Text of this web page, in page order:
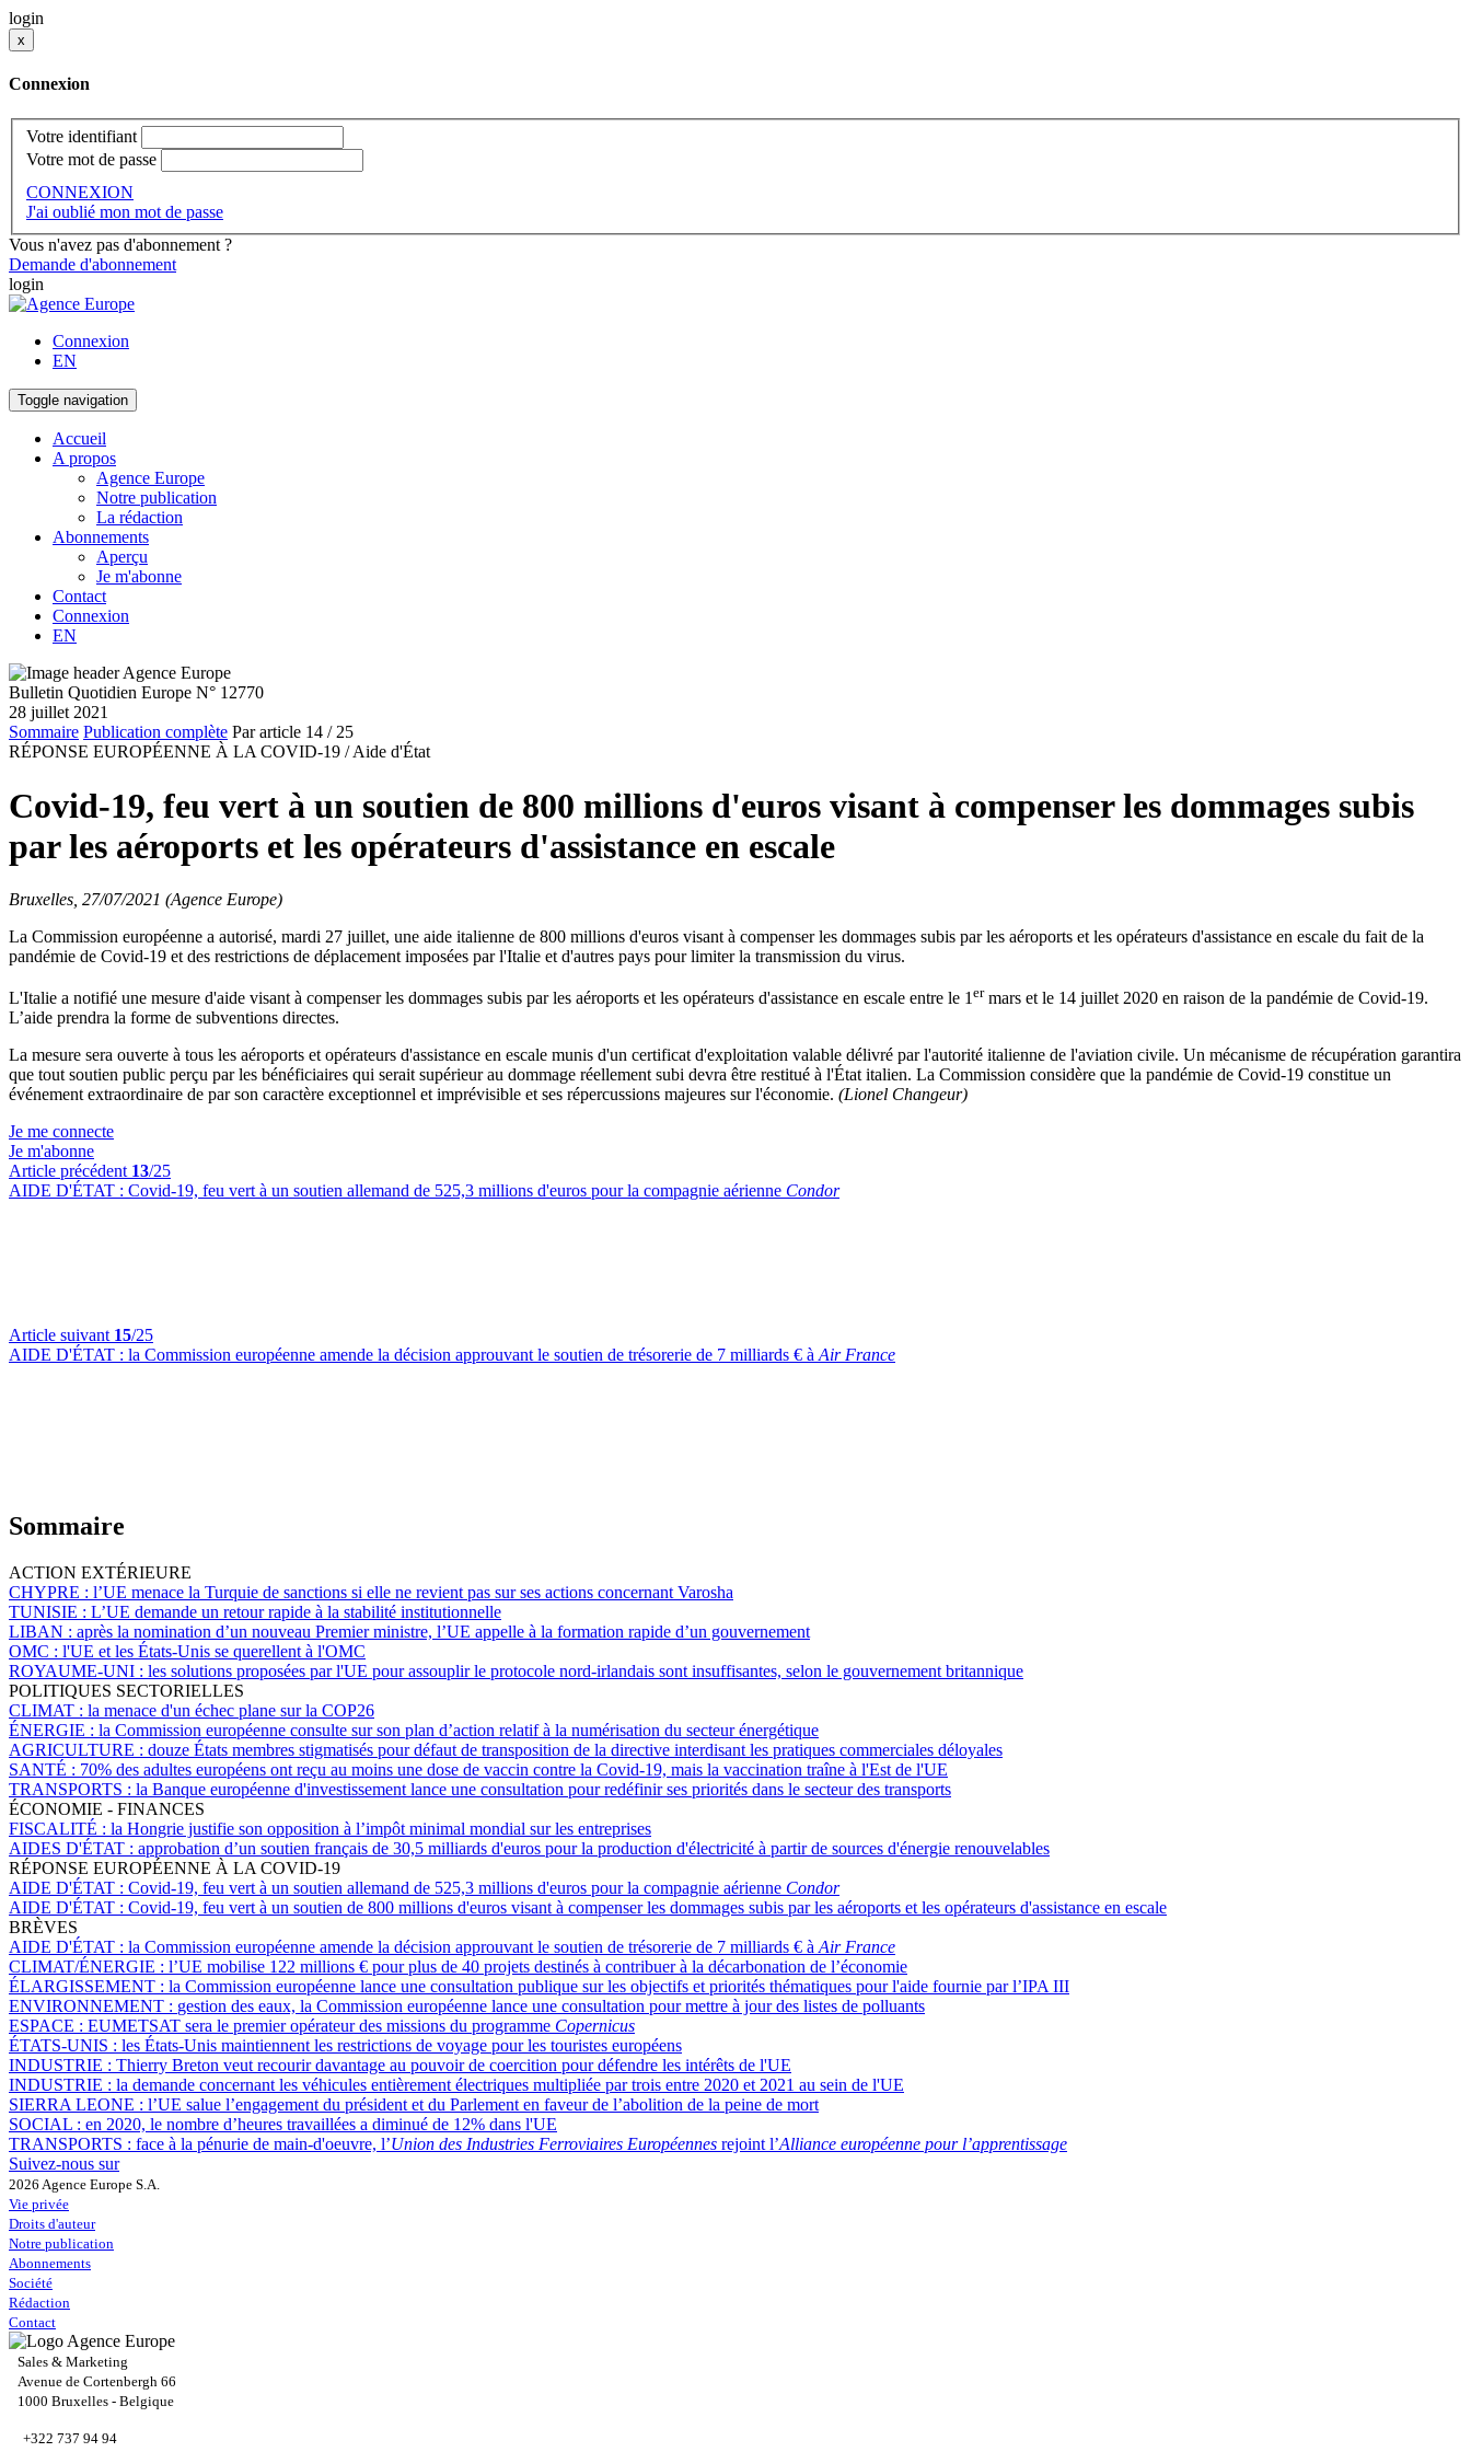
login
x
Connexion
Votre identifiant
Votre mot de passe
CONNEXION
J'ai oublié mon mot de passe
Vous n'avez pas d'abonnement ?
Demande d'abonnement
login
Connexion
EN
Toggle navigation
Accueil
A propos
Agence Europe
Notre publication
La rédaction
Abonnements
Aperçu
Je m'abonne
Contact
Connexion
EN
Bulletin Quotidien Europe N° 12770
28 juillet 2021
Sommaire Publication complète Par article 14 / 25
RÉPONSE EUROPÉENNE À LA COVID-19 / Aide d'État
Covid-19, feu vert à un soutien de 800 millions d'euros visant à compenser les dommages subis
par les aéroports et les opérateurs d'assistance en escale
Bruxelles, 27/07/2021 (Agence Europe)
La Commission européenne a autorisé, mardi 27 juillet, une aide italienne de 800 millions d'euros visant à compenser les dommages subis par les aéroports et les opérateurs d'assistance en escale du fait de la
pandémie de Covid-19 et des restrictions de déplacement imposées par l'Italie et d'autres pays pour limiter la transmission du virus.
L'Italie a notifié une mesure d'aide visant à compenser les dommages subis par les aéroports et les opérateurs d'assistance en escale entre le 1 ermars et le 14 juillet 2020 en raison de la pandémie de Covid-19.
L’aide prendra la forme de subventions directes.
La mesure sera ouverte à tous les aéroports et opérateurs d'assistance en escale munis d'un certificat d'exploitation valable délivré par l'autorité italienne de l'aviation civile. Un mécanisme de récupération garantira
que tout soutien public perçu par les bénéficiaires qui serait supérieur au dommage réellement subi devra être restitué à l'État italien. La Commission considère que la pandémie de Covid-19 constitue un
événement extraordinaire de par son caractère exceptionnel et imprévisible et ses répercussions majeures sur l'économie. (Lionel Changeur)
Je me connecte
Je m'abonne
Article précédent 13/25
AIDE D'ÉTAT : Covid-19, feu vert à un soutien allemand de 525,3 millions d'euros pour la compagnie aérienne Condor
Article suivant 15/25
AIDE D'ÉTAT : la Commission européenne amende la décision approuvant le soutien de trésorerie de 7 milliards € à Air France
Sommaire
ACTION EXTÉRIEURE
CHYPRE : l’UE menace la Turquie de sanctions si elle ne revient pas sur ses actions concernant Varosha
TUNISIE : L’UE demande un retour rapide à la stabilité institutionnelle
LIBAN : après la nomination d’un nouveau Premier ministre, l’UE appelle à la formation rapide d’un gouvernement
OMC : l'UE et les États-Unis se querellent à l'OMC
ROYAUME-UNI : les solutions proposées par l'UE pour assouplir le protocole nord-irlandais sont insuffisantes, selon le gouvernement britannique
POLITIQUES SECTORIELLES
CLIMAT : la menace d'un échec plane sur la COP26
ÉNERGIE : la Commission européenne consulte sur son plan d’action relatif à la numérisation du secteur énergétique
AGRICULTURE : douze États membres stigmatisés pour défaut de transposition de la directive interdisant les pratiques commerciales déloyales
SANTÉ : 70% des adultes européens ont reçu au moins une dose de vaccin contre la Covid-19, mais la vaccination traîne à l'Est de l'UE
TRANSPORTS : la Banque européenne d'investissement lance une consultation pour redéfinir ses priorités dans le secteur des transports
ÉCONOMIE - FINANCES
FISCALITÉ : la Hongrie justifie son opposition à l’impôt minimal mondial sur les entreprises
AIDES D'ÉTAT : approbation d’un soutien français de 30,5 milliards d'euros pour la production d'électricité à partir de sources d'énergie renouvelables
RÉPONSE EUROPÉENNE À LA COVID-19
AIDE D'ÉTAT : Covid-19, feu vert à un soutien allemand de 525,3 millions d'euros pour la compagnie aérienne Condor
AIDE D'ÉTAT : Covid-19, feu vert à un soutien de 800 millions d'euros visant à compenser les dommages subis par les aéroports et les opérateurs d'assistance en escale
BRÈVES
AIDE D'ÉTAT : la Commission européenne amende la décision approuvant le soutien de trésorerie de 7 milliards € à Air France
CLIMAT/ÉNERGIE : l’UE mobilise 122 millions € pour plus de 40 projets destinés à contribuer à la décarbonation de l’économie
ÉLARGISSEMENT : la Commission européenne lance une consultation publique sur les objectifs et priorités thématiques pour l'aide fournie par l’IPA III
ENVIRONNEMENT : gestion des eaux, la Commission européenne lance une consultation pour mettre à jour des listes de polluants
ESPACE : EUMETSAT sera le premier opérateur des missions du programme Copernicus
ÉTATS-UNIS : les États-Unis maintiennent les restrictions de voyage pour les touristes européens
INDUSTRIE : Thierry Breton veut recourir davantage au pouvoir de coercition pour défendre les intérêts de l'UE
INDUSTRIE : la demande concernant les véhicules entièrement électriques multipliée par trois entre 2020 et 2021 au sein de l'UE
SIERRA LEONE : l’UE salue l’engagement du président et du Parlement en faveur de l’abolition de la peine de mort
SOCIAL : en 2020, le nombre d’heures travaillées a diminué de 12% dans l'UE
TRANSPORTS : face à la pénurie de main-d'oeuvre, l’Union des Industries Ferroviaires Européennes rejoint l’Alliance européenne pour l’apprentissage
Suivez-nous sur
2026 Agence Europe S.A.
Vie privée
Droits d'auteur
Notre publication
Abonnements
Société
Rédaction
Contact
Sales & Marketing
Avenue de Cortenbergh 66
1000 Bruxelles - Belgique
+322 737 94 94